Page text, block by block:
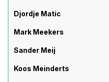
Djordje Matic
Mark Meekers
Sander Meij
Koos Meinderts